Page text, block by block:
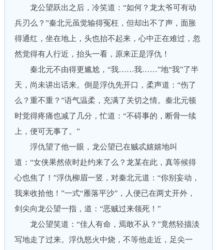
龙公望跃出之后，冷笑道：“如何？龙太爷可有动
兵刃么？”秦北元虽觉输得冤枉，但却出不了声，面胀
得通红，坐在地上，头也抬不起来，心中正在难过，忽
然觉得有人行近，抬头一看，原来正是浮仇！
秦北元不由得更尴尬，“我……我……”地“我”了半
天，尚未讲出话来。倒是浮仇先开口，柔声道：“伤了
么？重不重？”语气温柔，充满了关切之情。秦北元顿
时觉得疼痛也减了几分，忙道：“不碍事的，断骨一续
上，便可无事了。”
浮仇望了他一眼，龙公望已在贼忒嬉嬉地叫
道：“女侠果然依时赴约来了么？龙某在此，真等候得
心也焦了！”浮仇柳眉一竖，对秦北元道：“你别妄动，
我来收拾他！”一式“雁落平沙”，人便已在两丈开外，
剑尖向龙公望一指，道：“恶贼过来领死！”
龙公望笑道：“佳人有命，焉敢不从？”竟然轻描淡
写地走了过来。浮仇怒火中烧，不等他走近，足尖一